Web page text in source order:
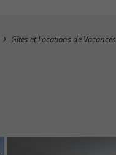
Gîtes et Locations de Vacances